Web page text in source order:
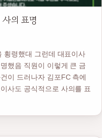
의 표명
횡령했대 그런데 대표이사
했음 직원이 이렇게 큰 금
이 드러나자 김포FC 측에
사도 공식적으로 사의를 표